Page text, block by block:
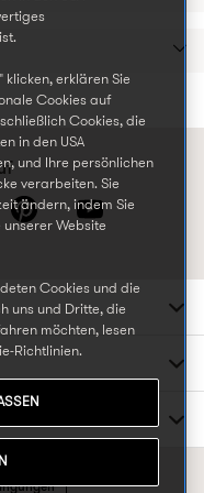
klicken, erklären Sie
Cookies auf
Cookies, die
in den USA
und Ihre persönlichen
verarbeiten. Sie
ändern, indem Sie
unserer Website
Cookies und die
uns und Dritte, die
möchten, lesen
Richtlinien.